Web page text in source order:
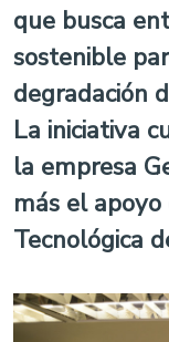
que busca
sostenible
degradación
La iniciativa
la empresa
más el
Tecnológica